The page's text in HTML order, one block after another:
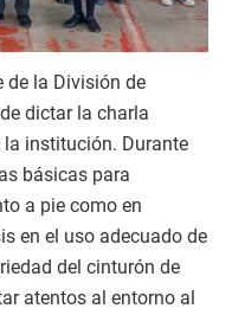
de la División de
dictar la charla
institución. Durante
básicas para
a pie como en
en el uso adecuado de
del cinturón de
atentos al entorno al